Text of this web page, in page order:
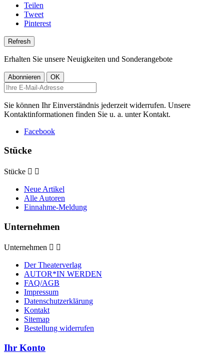
Teilen
Tweet
Pinterest
Erhalten Sie unsere Neuigkeiten und Sonderangebote
Sie können Ihr Einverständnis jederzeit widerrufen. Unsere
Kontaktinformationen finden Sie u. a. unter Kontakt.
Facebook
Stücke
Stücke  
Neue Artikel
Alle Autoren
Einnahme-Meldung
Unternehmen
Unternehmen  
Der Theaterverlag
AUTOR*IN WERDEN
FAQ/AGB
Impressum
Datenschutzerklärung
Kontakt
Sitemap
Bestellung widerrufen
Ihr Konto